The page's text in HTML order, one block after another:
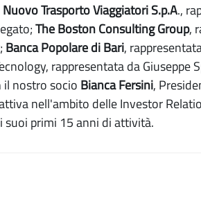
Nuovo Trasporto Viaggiatori S.p.A.,
The Boston Consulting Group,
Banca Popolare di Bari,
rappresentata da Giuseppe
nostro socio Bianca Fersini,
nell'ambito delle Investor
primi 15 anni di attività.